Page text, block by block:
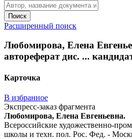
Поиск
Расширенный поиск
Любомирова, Елена
автореферат дис. ...
Карточка
В избранное
Экспресс-заказ фрагмента
Любомирова, Елена Евгеньевна.
Всероссийские художественно-
школы и техн. пол. Рос. Фед. -